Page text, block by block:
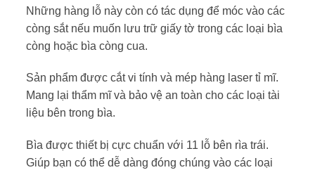
Những hàng lỗ này còn có tác dụng để móc vào các
còng sắt nếu muốn lưu trữ giấy tờ trong các loại bìa
còng hoặc bìa còng cua.
Sản phẩm được cắt vi tính và mép hàng laser tỉ mĩ.
Mang lại thẩm mĩ và bảo vệ an toàn cho các loại tài
liệu bên trong bìa.
Bìa được thiết bị cực chuẩn với 11 lỗ bên rìa trái.
Giúp bạn có thể dễ dàng đóng chúng vào các loại